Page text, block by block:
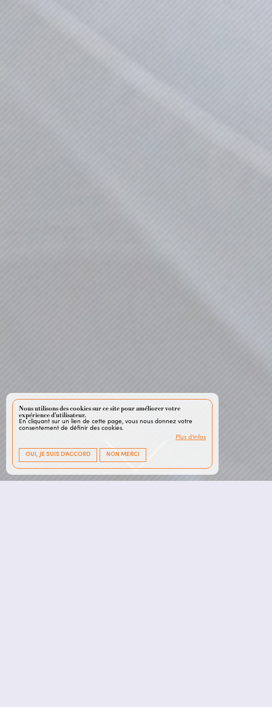
Nous utilisons des cookies sur ce site pour améliorer votre
expérience d'utilisateur.
En cliquant sur un lien de cette page, vous nous donnez votre
consentement de définir des cookies.
Plus d'infos
OUI, JE SUIS D'ACCORD NON MERCI